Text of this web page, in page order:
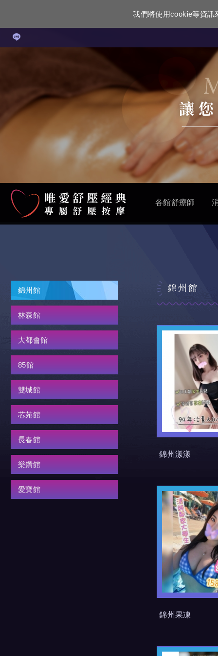
我們將使用cookie等資訊
各館舒療師
錦州館
林森館
大都會館
85館
雙城館
芯苑館
長春館
樂鑽館
愛寶館
錦州館
錦州漾漾
錦州果凍